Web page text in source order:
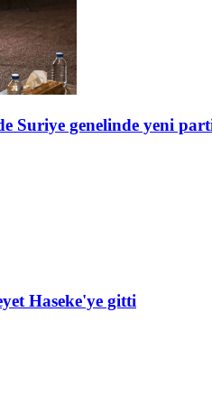
Suriye genelinde yeni
Haseke'ye gitti